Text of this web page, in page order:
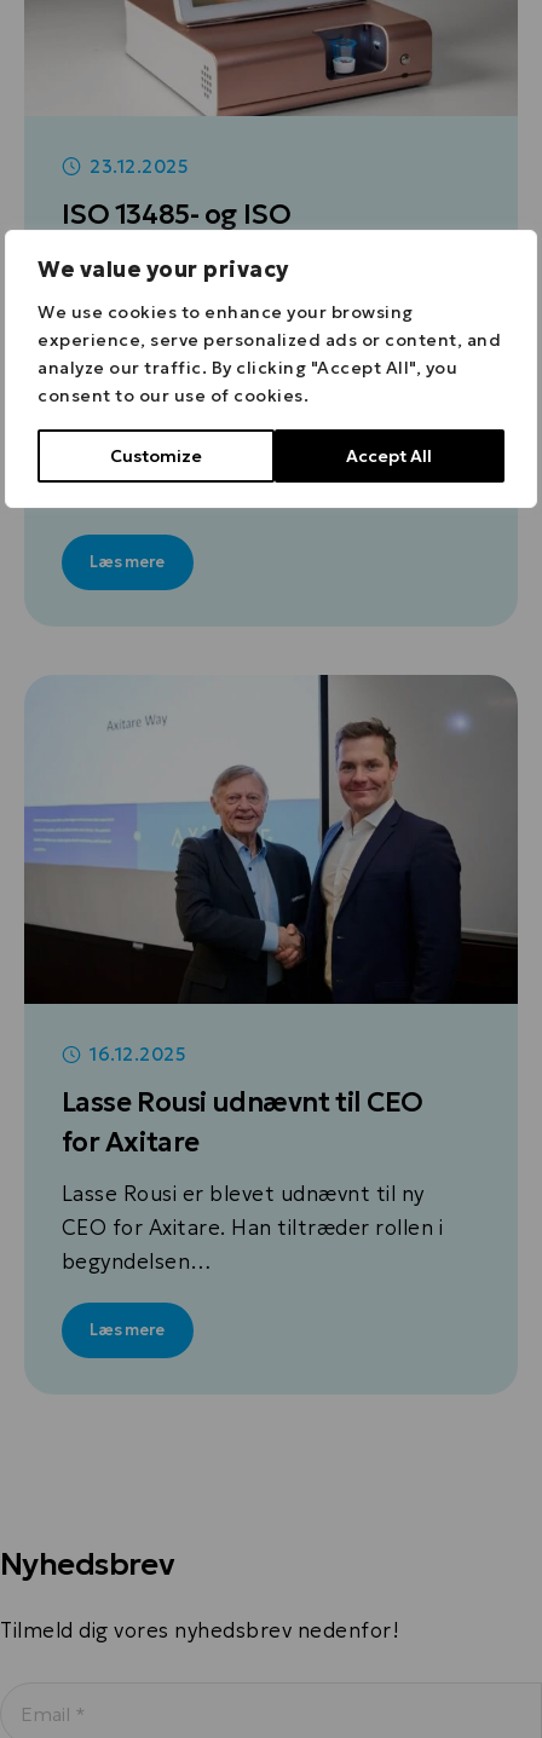
We value your privacy
We use cookies to enhance your browsing
experience, serve personalized ads or content, and
analyze our traffic. By clicking "Accept All", you
consent to our use of cookies.
Customize Accept All
23.12.2025
ISO 13485- og ISO
27001‑certifikater til Axitare –
Kvalitetsarbejde og
informationssikkerhed på
internationalt niveau
Axitare fik en tidlig julegave i form af
ISO 13485- og ISO 27001 certifikater!
Læs mere
16.12.2025
Lasse Rousi udnævnt til CEO
for Axitare
Lasse Rousi er blevet udnævnt til ny
CEO for Axitare. Han tiltræder rollen i
begyndelsen…
Læs mere
Nyhedsbrev
Tilmeld dig vores nyhedsbrev nedenfor!